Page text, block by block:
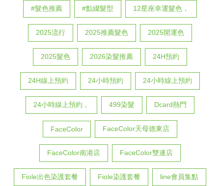
#髮色推薦 #點綴髮型 12星座幸運髮色，
2025流行 2025推薦髮色 2025開運色
2025髮色 2026染髮推薦 24H預約
24H線上預約 24小時預約 24小時線上預約
24小時線上預約， 499染髮 Dcard熱門
FaceColor FaceColor天母德東店
FaceColor南港店 FaceColor雙連店
Fiole出色染護套餐 Fiole染護套餐 line會員集點